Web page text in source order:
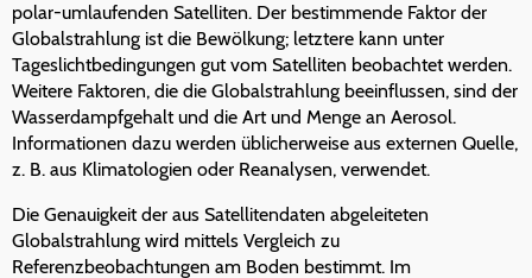
polar-umlaufenden Satelliten. Der bestimmende Faktor der
Globalstrahlung ist die Bewölkung; letztere kann unter
Tageslichtbedingungen gut vom Satelliten beobachtet werden.
Weitere Faktoren, die die Globalstrahlung beeinflussen, sind der
Wasserdampfgehalt und die Art und Menge an Aerosol.
Informationen dazu werden üblicherweise aus externen Quelle,
z. B. aus Klimatologien oder Reanalysen, verwendet.
Die Genauigkeit der aus Satellitendaten abgeleiteten
Globalstrahlung wird mittels Vergleich zu
Referenzbeobachtungen am Boden bestimmt. Im